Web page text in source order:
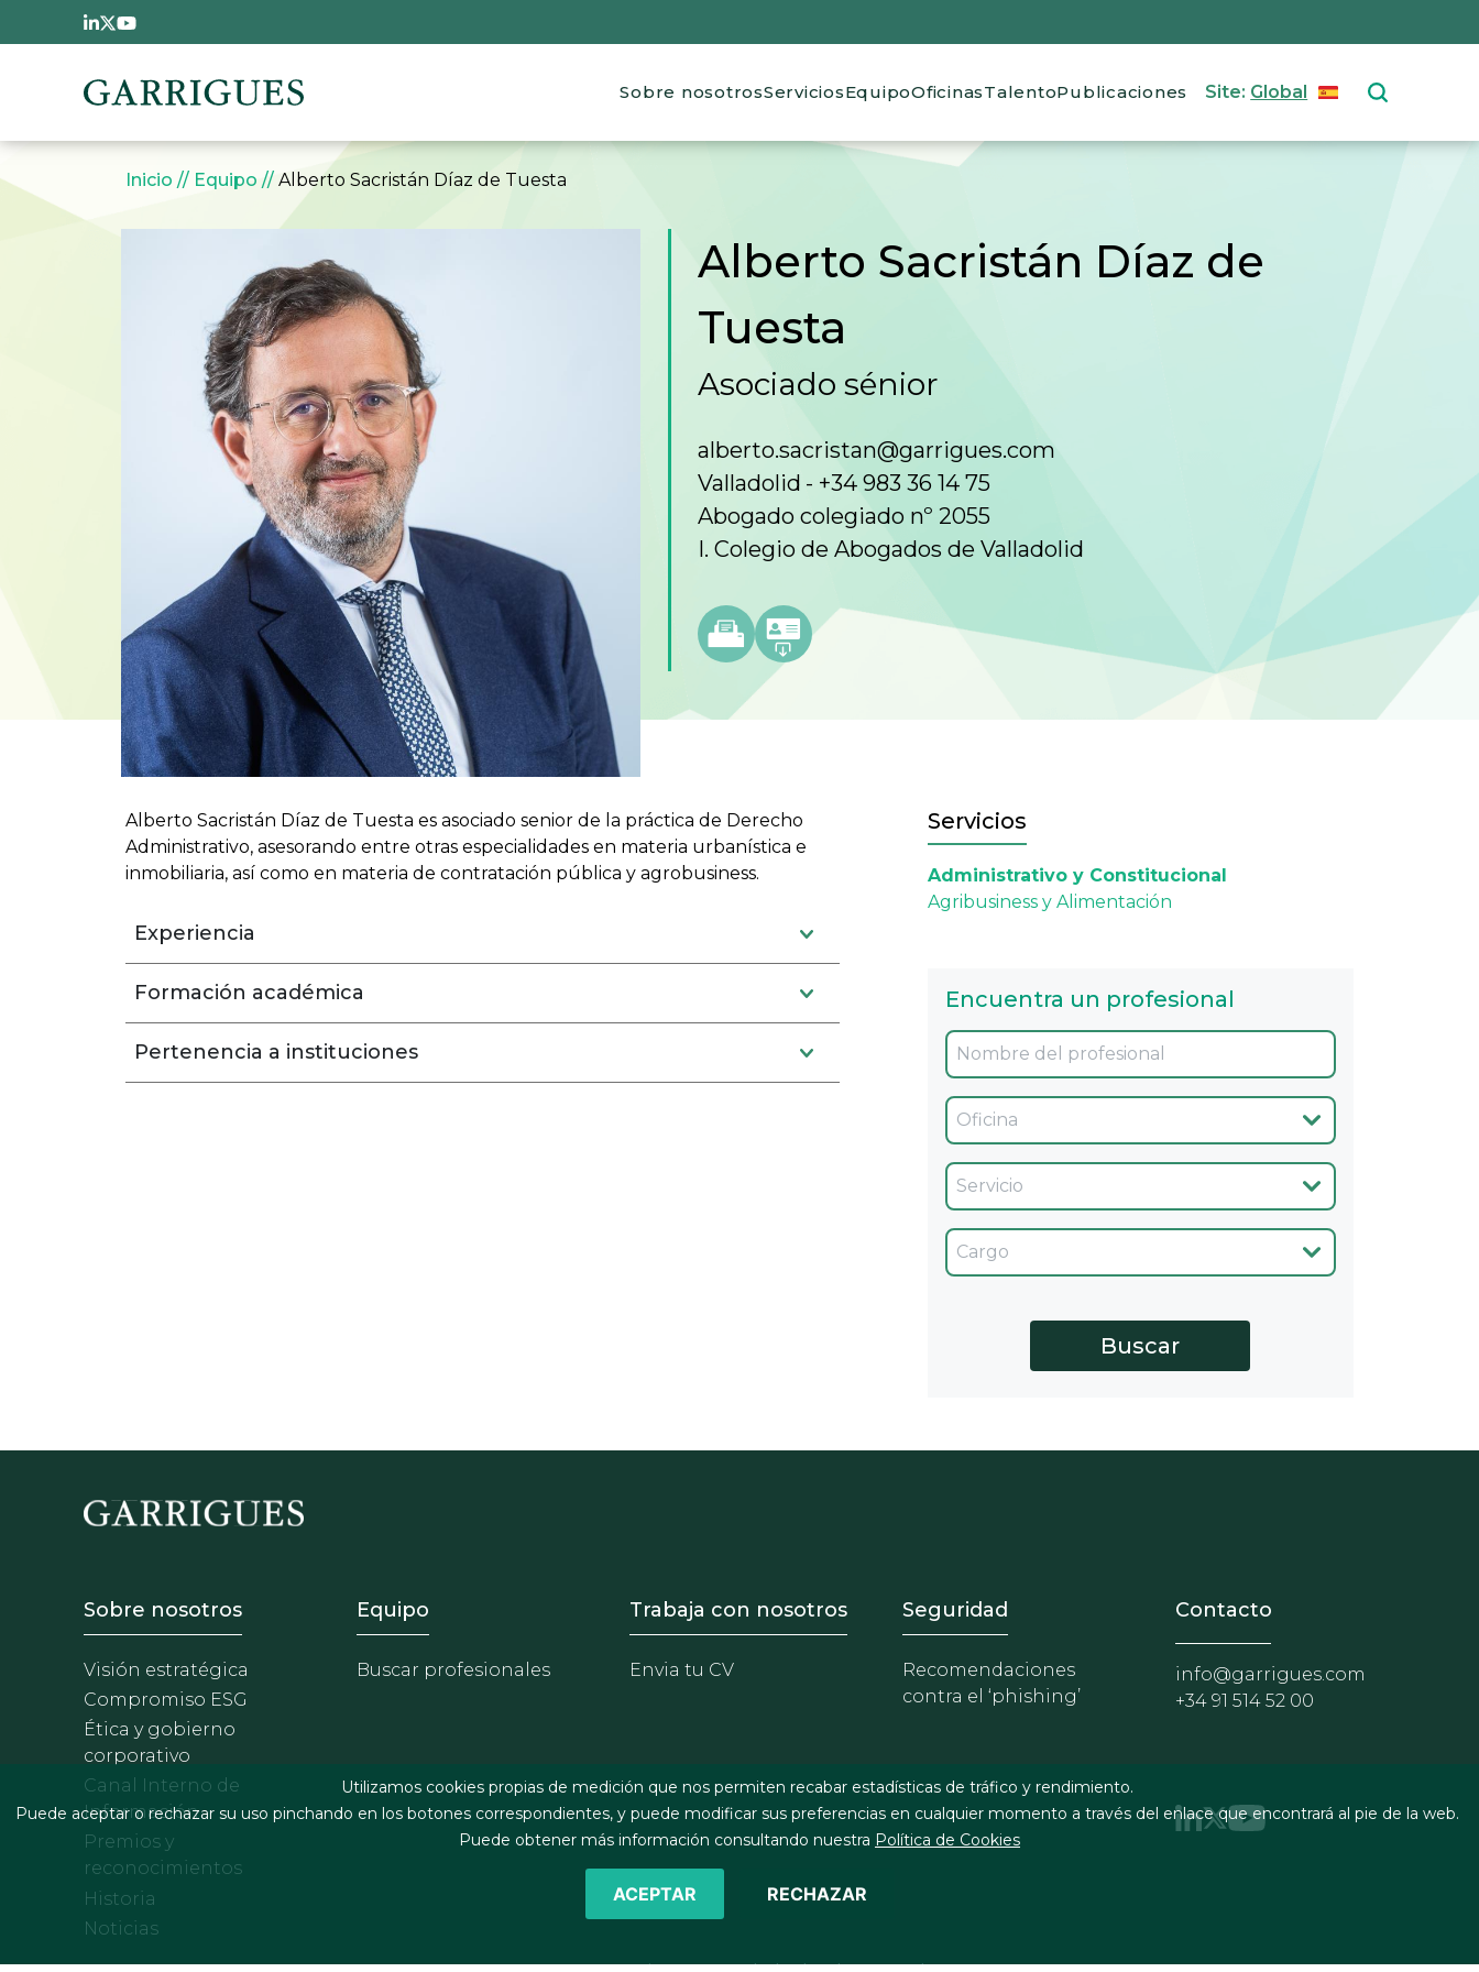
Pasar al contenido principal
Main navigation
Sobre nosotrosServiciosEquipoOficinasTalentoPublicaciones Site: GlobalSelect your
Sobrescribir enlaces de ayuda a la navegación
Inicio Equipo Alberto Sacristán Díaz de Tuesta
Alberto Sacristán Díaz de
Tuesta
Asociado sénior
alberto.sacristan@garrigues.com
Valladolid
+34 983 36 14 75
Abogado colegiado nº 2055
I. Colegio de Abogados de Valladolid
Alberto Sacristán Díaz de Tuesta es asociado senior de la práctica de Derecho
Administrativo, asesorando entre otras especialidades en materia urbanística e
inmobiliaria, así como en materia de contratación pública y agrobusiness.
Experiencia
Formación académica
Pertenencia a instituciones
Servicios
Administrativo y Constitucional
Agribusiness y Alimentación
Encuentra un profesional
Oficina
Servicio
Cargo
Footer - Sobre Nosotros
Sobre nosotros
Visión estratégica
Compromiso ESG
Ética y gobierno
corporativo
Canal Interno de
Información
Premios y
reconocimientos
Historia
Noticias
Footer - Equipo
Equipo
Buscar profesionales
Footer - Trabaja con nosotros
Trabaja con nosotros
Envia tu CV
Footer - Extranet y herramientas
Seguridad
Recomendaciones
contra el ‘phishing’
Contacto
info@garrigues.com
+34 91 514 52 00
Utilizamos cookies propias de medición que nos permiten recabar estadísticas de tráfico y rendimiento.
Puede aceptar o rechazar su uso pinchando en los botones correspondientes, y puede modificar sus preferencias en cualquier momento a través del enlace que encontrará al pie de la web.
Puede obtener más información consultando nuestra Política de Cookies
ACEPTAR RECHAZAR